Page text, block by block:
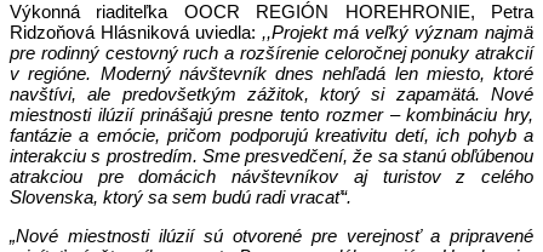
Výkonná riaditeľka OOCR REGIÓN HOREHRONIE, Petra
Ridzoňová Hlásniková uviedla: ,,Projekt má veľký význam najmä
pre rodinný cestovný ruch a rozšírenie celoročnej ponuky atrakcií
v regióne. Moderný návštevník dnes nehľadá len miesto, ktoré
navštívi, ale predovšetkým zážitok, ktorý si zapamätá. Nové
miestnosti ilúzií prinášajú presne tento rozmer – kombináciu hry,
fantázie a emócie, pričom podporujú kreativitu detí, ich pohyb a
interakciu s prostredím. Sme presvedčení, že sa stanú obľúbenou
atrakciou pre domácich návštevníkov aj turistov z celého
Slovenska, ktorý sa sem budú radi vracať“.
„Nové miestnosti ilúzií sú otvorené pre verejnosť a pripravené